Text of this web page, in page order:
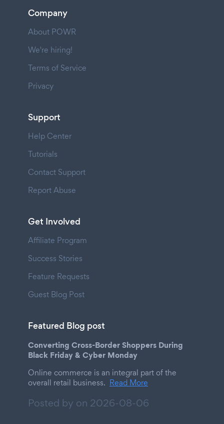
Company
About POWR
We're hiring!
Terms of Service
Privacy
Support
Help Center
Tutorials
Contact Support
Report Abuse
Get Involved
Affiliate Program
Success Stories
Feature Requests
Guest Blog Post
Featured Blog post
Converting Cross-Border Shoppers During
Black Friday & Cyber Monday
Online commerce is an integral part of the
overall retail business. Read More
Posted by on 2026-08-06